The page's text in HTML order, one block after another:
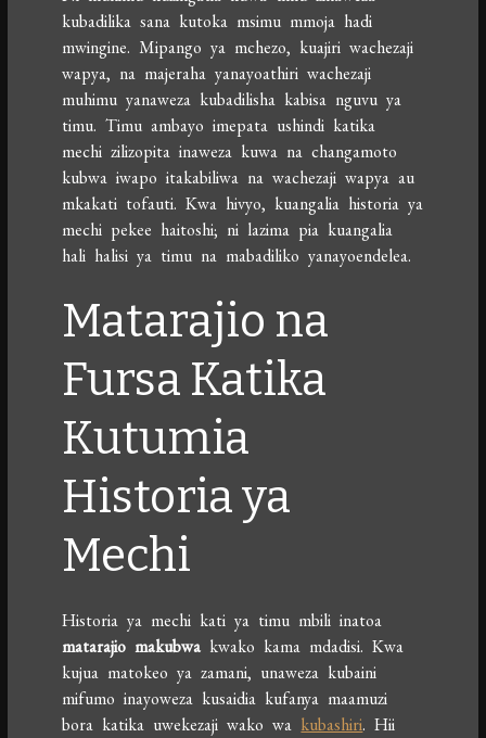
kubadilika sana kutoka msimu mmoja hadi
mwingine. Mipango ya mchezo, kuajiri wachezaji
wapya, na majeraha yanayoathiri wachezaji
muhimu yanaweza kubadilisha kabisa nguvu ya
timu. Timu ambayo imepata ushindi katika
mechi zilizopita inaweza kuwa na changamoto
kubwa iwapo itakabiliwa na wachezaji wapya au
mkakati tofauti. Kwa hivyo, kuangalia historia ya
mechi pekee haitoshi; ni lazima pia kuangalia
hali halisi ya timu na mabadiliko yanayoendelea.
Matarajio na
Fursa Katika
Kutumia
Historia ya
Mechi
Historia ya mechi kati ya timu mbili inatoa
matarajio makubwa kwako kama mdadisi. Kwa
kujua matokeo ya zamani, unaweza kubaini
mifumo inayoweza kusaidia kufanya maamuzi
bora katika uwekezaji wako wa kubashiri. Hii